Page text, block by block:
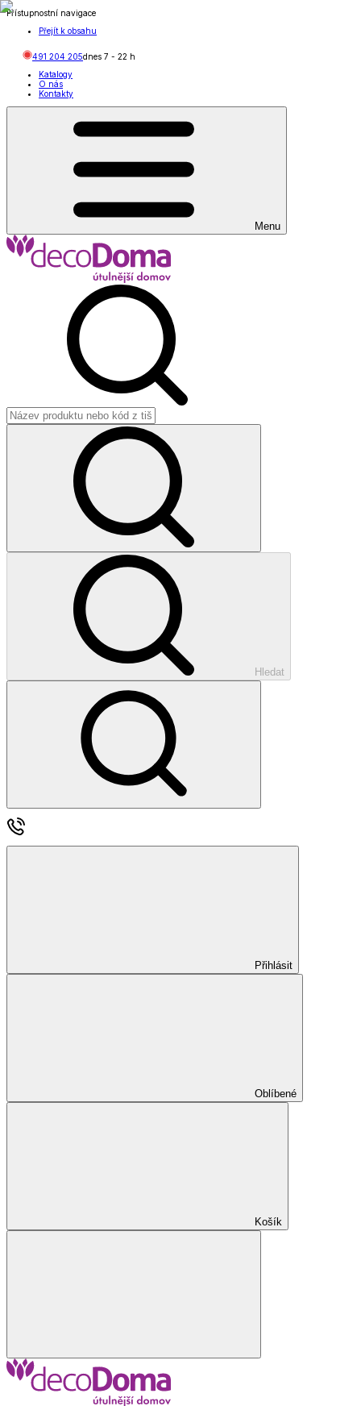
Přístupnostní navigace
Přejít k obsahu
491 204 205dnes 7 - 22 h
Katalogy
O nás
Kontakty
Menu
Hledat
Přihlásit
Oblíbené
Košík